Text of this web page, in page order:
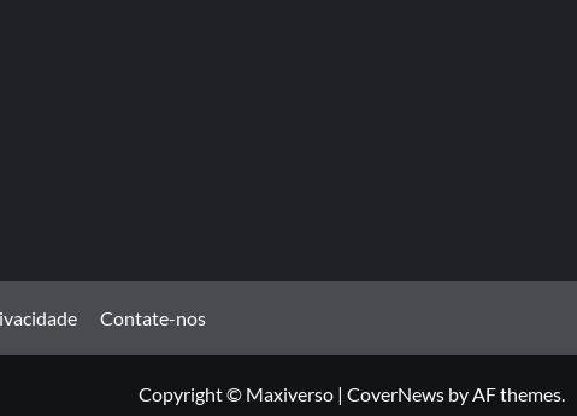
Contate-nos
Copyright © Maxiverso | CoverNews by AF themes.